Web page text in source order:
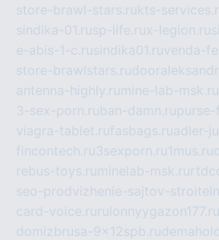
store-brawl-stars.rukts-
sindika-01.rusp-life.rux-legion.ru
e-abis-1-c.rusindika01.ruvenda-
store-brawlstars.ru
antenna-highly.ru mine-lab-msk.ru
3-sex-porn.ruban-damn.ru
viagra-tablet.rufasbags.ruadler-
fincontech.ru3sexporn.ru1mus.ru
rebus-toys.ru minelab-msk.ru
seo-prodvizhenie-sajtov-
card-voice.ru rulonnyygazon177.ru
domizbrusa-9x12spb.ru